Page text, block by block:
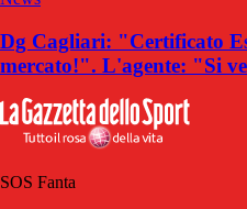
Dg Cagliari: "Certificato
mercato!". L'agente: "Si
SOS Fanta